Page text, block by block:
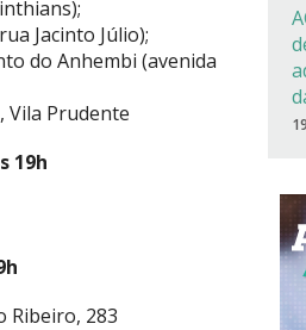
Jacinto Júlio);
do Anhembi (avenida
Vila Prudente
19h
Ribeiro, 283